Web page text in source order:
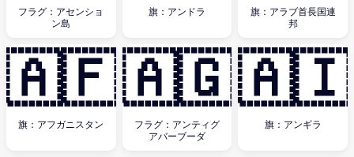
フラグ：アセンショ
ン島
旗：アンドラ
旗：アラブ首長国連
邦
🇦🇫
旗：アフガニスタン
🇦🇬
フラグ：アンティグ
アバーブーダ
🇦🇮
旗：アンギラ